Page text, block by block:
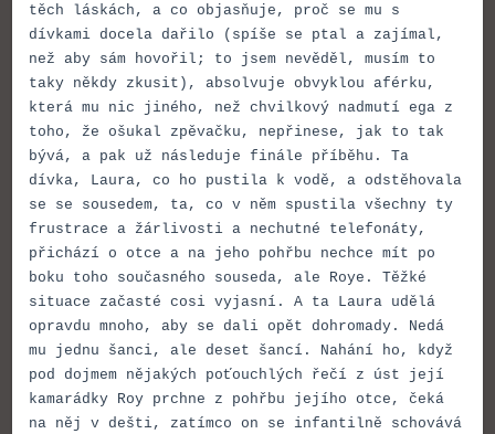
těch láskách, a co objasňuje, proč se mu s
dívkami docela dařilo (spíše se ptal a zajímal,
než aby sám hovořil; to jsem nevěděl, musím to
taky někdy zkusit), absolvuje obvyklou aférku,
která mu nic jiného, než chvilkový nadmutí ega z
toho, že ošukal zpěvačku, nepřinese, jak to tak
bývá, a pak už následuje finále příběhu. Ta
dívka, Laura, co ho pustila k vodě, a odstěhovala
se se sousedem, ta, co v něm spustila všechny ty
frustrace a žárlivosti a nechutné telefonáty,
přichází o otce a na jeho pohřbu nechce mít po
boku toho současného souseda, ale Roye. Těžké
situace začasté cosi vyjasní. A ta Laura udělá
opravdu mnoho, aby se dali opět dohromady. Nedá
mu jednu šanci, ale deset šancí. Nahání ho, když
pod dojmem nějakých poťouchlých řečí z úst její
kamarádky Roy prchne z pohřbu jejího otce, čeká
na něj v dešti, zatímco on se infantilně schovává